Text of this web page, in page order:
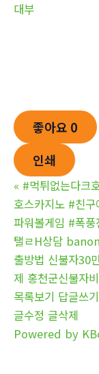
대부
좋아요 0
인쇄
« #먹튀없는다크
호스카지노 #친
파워볼게임 #폭
탤ㄹH상담
출방법 신불자30
제 홍천군신불자
목록보기 답글쓰기
글수정 글삭제
Powered by